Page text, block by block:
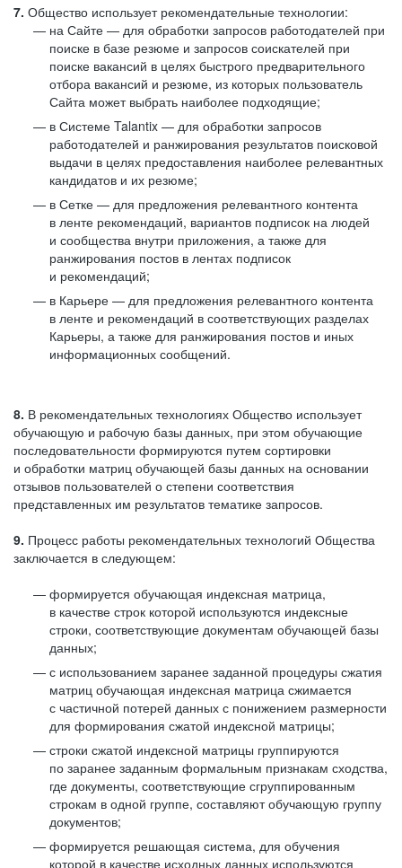
7. Общество использует рекомендательные технологии:
на Сайте — для обработки запросов работодателей при
поиске в базе резюме и запросов соискателей при
поиске вакансий в целях быстрого предварительного
отбора вакансий и резюме, из которых пользователь
Сайта может выбрать наиболее подходящие;
в Системе Talantix — для обработки запросов
работодателей и ранжирования результатов поисковой
выдачи в целях предоставления наиболее релевантных
кандидатов и их резюме;
в Сетке — для предложения релевантного контента
в ленте рекомендаций, вариантов подписок на людей
и сообщества внутри приложения, а также для
ранжирования постов в лентах подписок
и рекомендаций;
в Карьере — для предложения релевантного контента
в ленте и рекомендаций в соответствующих разделах
Карьеры, а также для ранжирования постов и иных
информационных сообщений.
8. В рекомендательных технологиях Общество использует
обучающую и рабочую базы данных, при этом обучающие
последовательности формируются путем сортировки
и обработки матриц обучающей базы данных на основании
отзывов пользователей о степени соответствия
представленных им результатов тематике запросов.
9. Процесс работы рекомендательных технологий Общества
заключается в следующем:
формируется обучающая индексная матрица,
в качестве строк которой используются индексные
строки, соответствующие документам обучающей базы
данных;
с использованием заранее заданной процедуры сжатия
матриц обучающая индексная матрица сжимается
с частичной потерей данных с понижением размерности
для формирования сжатой индексной матрицы;
строки сжатой индексной матрицы группируются
по заранее заданным формальным признакам сходства,
где документы, соответствующие сгруппированным
строкам в одной группе, составляют обучающую группу
документов;
формируется решающая система, для обучения
которой в качестве исходных данных используются